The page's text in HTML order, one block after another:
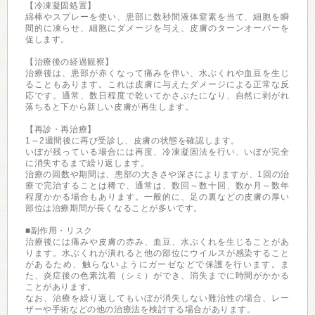
【冷凍凝固処置】
綿棒やスプレーを使い、患部に数秒間液体窒素を当て、細胞を瞬
間的に凍らせ、細胞にダメージを与え、皮膚のターンオーバーを
促します。
【治療後の経過観察】
治療後は、患部が赤くなって痛みを伴い、水ぶくれや血豆を生じ
ることもあります。これは皮膚に与えたダメージによる正常な反
応です。通常、数日程度で乾いてかさぶたになり、自然に剥がれ
落ちると下から新しい皮膚が再生します。
【再診・再治療】
1～2週間後に再び受診し、皮膚の状態を確認します。
いぼが残っている場合には再度、冷凍凝固法を行い、いぼが完全
に消失するまで繰り返します。
治療の回数や期間は、患部の大きさや深さによりますが、1回の治
療で完治することは稀で、通常は、数回～数十回、数か月～数年
程度かかる場合もあります。一般的に、足の裏などの皮膚の厚い
部位は治療期間が長くなることが多いです。
■副作用・リスク
治療後には痛みや皮膚の赤み、血豆、水ぶくれを生じることがあ
ります。水ぶくれが潰れると他の部位にウイルスが感染すること
があるため、触らないようにガーゼなどで保護を行います。ま
た、炎症後の色素沈着（シミ）ができ、消失までに時間がかかる
ことがあります。
なお、治療を繰り返してもいぼが消失しない難治性の場合、レー
ザーや手術などの他の治療法を検討する場合があります。